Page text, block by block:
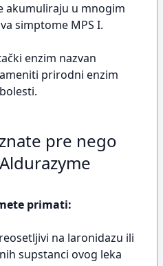
akumuliraju u mnogim
simptome MPS I.
enzim nazvan
prirodni enzim
pre nego
primati:
na laronidazu ili
supstanci ovog leka